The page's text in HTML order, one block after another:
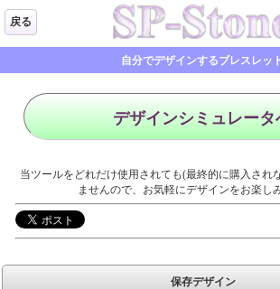
戻る
自分でデザインするブレスレッ
デザインシミュレータ
当ツールをどれだけ使用されても(最終的に購入され
ませんので、お気軽にデザインをお楽し
保存デザイン